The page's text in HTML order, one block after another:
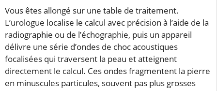
Vous êtes allongé sur une table de traitement.
L’urologue localise le calcul avec précision à l’aide de la
radiographie ou de l’échographie, puis un appareil
délivre une série d’ondes de choc acoustiques
focalisées qui traversent la peau et atteignent
directement le calcul. Ces ondes fragmentent la pierre
en minuscules particules, souvent pas plus grosses